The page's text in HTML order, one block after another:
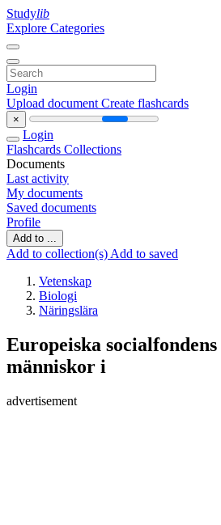
Studylib
Explore Categories
Login
Upload document Create flashcards
×
Login
Flashcards Collections
Documents
Last activity
My documents
Saved documents
Profile
Add to ...
Add to collection(s) Add to saved
Vetenskap
Biologi
Näringslära
Europeiska
människor i
advertisement